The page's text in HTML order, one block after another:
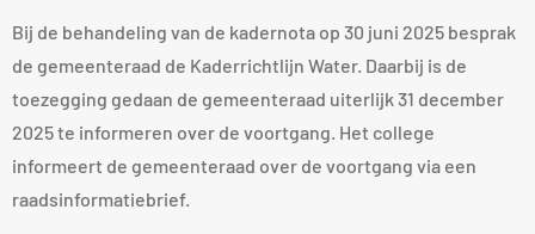
Bij de behandeling van de kadernota op 30 juni 2025 besprak
de gemeenteraad de Kaderrichtlijn Water. Daarbij is de
toezegging gedaan de gemeenteraad uiterlijk 31 december
2025 te informeren over de voortgang. Het college
informeert de gemeenteraad over de voortgang via een
raadsinformatiebrief.